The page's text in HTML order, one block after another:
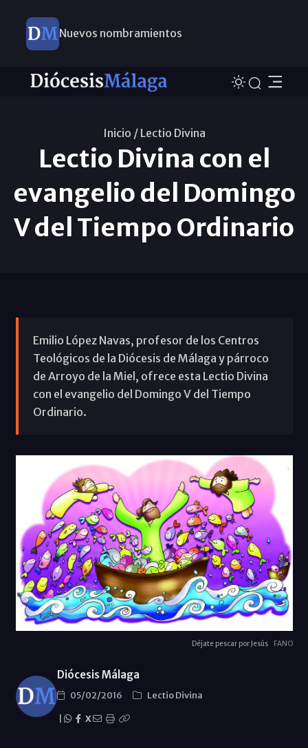
Nuevos nombramientos
Inicio / Lectio Divina
Lectio Divina con el
evangelio del Domingo
V del Tiempo Ordinario
Emilio López Navas, profesor de los Centros
Teológicos de la Diócesis de Málaga y párroco
de Arroyo de la Miel, ofrece esta Lectio Divina
con el evangelio del Domingo V del Tiempo
Ordinario.
Déjate pescar por Jesús FANO
Diócesis Málaga
05/02/2016
Lectio Divina
X